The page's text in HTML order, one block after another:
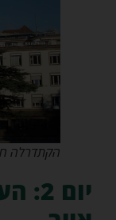
הקתדרלה
יום